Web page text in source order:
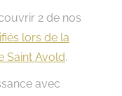
2 de nos
lors de la
Saint Avold.
avec